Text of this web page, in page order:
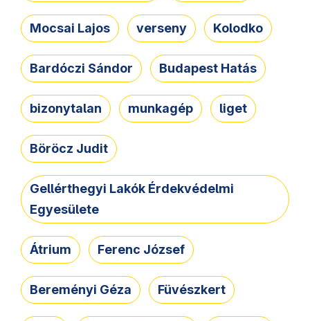
Mocsai Lajos verseny Kolodko
Bardóczi Sándor Budapest Hatás
bizonytalan munkagép liget
Böröcz Judit
Gellérthegyi Lakók Érdekvédelmi
Egyesülete
Átrium Ferenc József
Bereményi Géza Füvészkert